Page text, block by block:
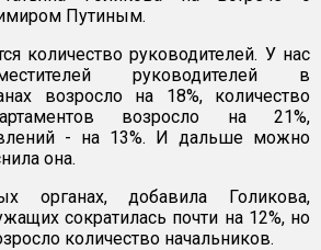
Путиным.
количество руководителей. У нас
руководителей в
возросло на 18%, количество
возросло на 21%,
- на 13%. И дальше можно
она.
органах, добавила Голикова,
сократилась почти на 12%, но
количество начальников.